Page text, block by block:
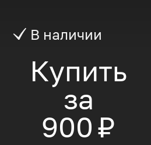
В наличии
Купить
за
900 ₽